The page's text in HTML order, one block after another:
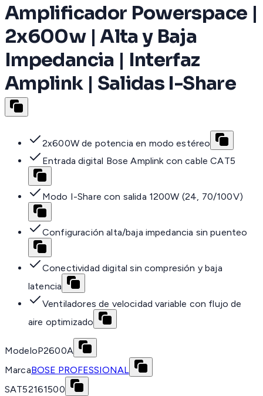
Amplificador Powerspace |
2x600w | Alta y Baja
Impedancia | Interfaz
Amplink | Salidas I-Share
2x600W de potencia en modo estéreo
Entrada digital Bose Amplink con cable CAT5
Modo I-Share con salida 1200W (24, 70/100V)
Configuración alta/baja impedancia sin puenteo
Conectividad digital sin compresión y baja
latencia
Ventiladores de velocidad variable con flujo de
aire optimizado
ModeloP2600A
MarcaBOSE PROFESSIONAL
SAT52161500